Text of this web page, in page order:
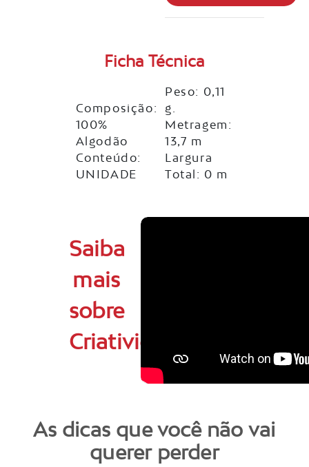
Ficha Técnica
Composição:
100%
Algodão
Conteúdo:
UNIDADE
Peso: 0,11
g.
Metragem:
13,7 m
Largura
Total: 0 m
Saiba
mais
sobre
Criatividade
As dicas que você não vai
querer perder